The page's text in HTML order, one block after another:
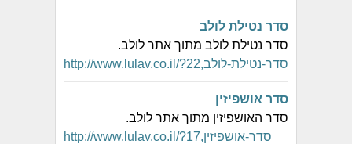
סדר נטילת לולב
סדר נטילת לולב מתוך אתר לולב.
http://www.lulav.co.il/?סדר-נטילת-לולב,22
סדר אושפיזין
סדר האושפיזין מתוך אתר לולב.
http://www.lulav.co.il/?סדר-אושפיזין,17